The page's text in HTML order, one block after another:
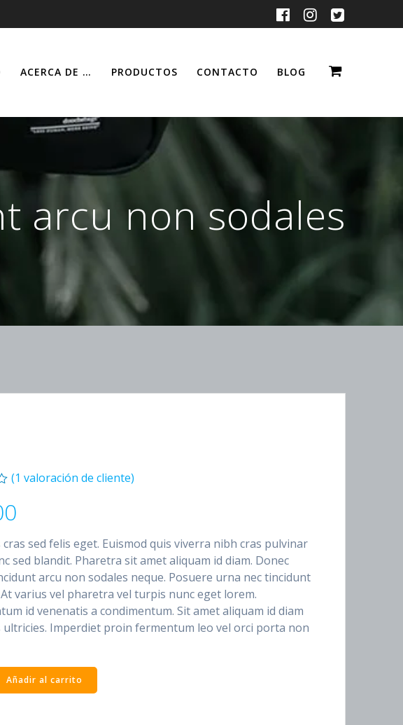
ACERCA DE … PRODUCTOS CONTACTO BLOG
arcu non sodales
(1 valoración de cliente)
sed felis eget. Euismod quis viverra nibh cras pulvinar
sed blandit. Pharetra sit amet aliquam id diam. Donec
arcu non sodales neque. Posuere urna nec tincidunt
varius vel pharetra vel turpis nunc eget lorem.
id venenatis a condimentum. Sit amet aliquam id diam
ultricies. Imperdiet proin fermentum leo vel orci porta non
Añadir al carrito